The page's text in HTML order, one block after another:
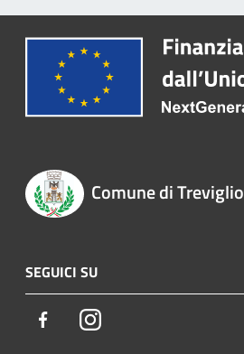
Comune di Treviglio
SEGUICI SU
FacebookInstagram